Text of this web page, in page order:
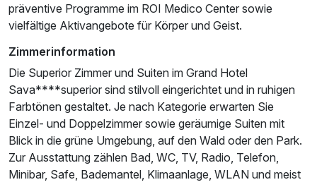
präventive Programme im ROI Medico Center sowie
vielfältige Aktivangebote für Körper und Geist.
Zimmerinformation
Die Superior Zimmer und Suiten im Grand Hotel
Sava****superior sind stilvoll eingerichtet und in ruhigen
Farbtönen gestaltet. Je nach Kategorie erwarten Sie
Einzel- und Doppelzimmer sowie geräumige Suiten mit
Blick in die grüne Umgebung, auf den Wald oder den Park.
Zur Ausstattung zählen Bad, WC, TV, Radio, Telefon,
Minibar, Safe, Bademantel, Klimaanlage, WLAN und meist